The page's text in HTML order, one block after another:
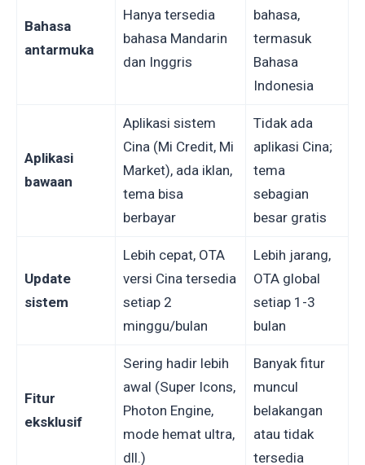
Bahasa
antarmuka
Hanya tersedia
bahasa Mandarin
dan Inggris
bahasa,
termasuk
Bahasa
Indonesia
Aplikasi
bawaan
Aplikasi sistem
Cina (Mi Credit, Mi
Market), ada iklan,
tema bisa
berbayar
Tidak ada
aplikasi Cina;
tema
sebagian
besar gratis
Update
sistem
Lebih cepat, OTA
versi Cina tersedia
setiap 2
minggu/bulan
Lebih jarang,
OTA global
setiap 1-3
bulan
Fitur
eksklusif
Sering hadir lebih
awal (Super Icons,
Photon Engine,
mode hemat ultra,
dll.)
Banyak fitur
muncul
belakangan
atau tidak
tersedia